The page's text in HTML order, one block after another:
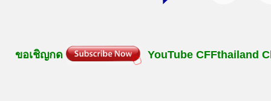
ขอเชิญกด YouTube CFFthailand